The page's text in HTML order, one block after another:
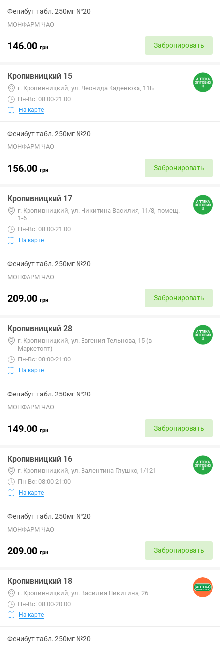
Фенибут табл. 250мг №20
МОНФАРМ ЧАО
146.00 грн Забронировать
Кропивницкий 15
г. Кропивницкий, ул. Леонида Каденюка, 11Б
Пн-Вс: 08:00-21:00
На карте
Фенибут табл. 250мг №20
МОНФАРМ ЧАО
156.00 грн Забронировать
Кропивницкий 17
г. Кропивницкий, ул. Никитина Василия, 11/8, помещ.
1-6
Пн-Вс: 08:00-21:00
На карте
Фенибут табл. 250мг №20
МОНФАРМ ЧАО
209.00 грн Забронировать
Кропивницкий 28
г. Кропивницкий, ул. Евгения Тельнова, 15 (в
Маркетопт)
Пн-Вс: 08:00-21:00
На карте
Фенибут табл. 250мг №20
МОНФАРМ ЧАО
149.00 грн Забронировать
Кропивницкий 16
г. Кропивницкий, ул. Валентина Глушко, 1/121
Пн-Вс: 08:00-21:00
На карте
Фенибут табл. 250мг №20
МОНФАРМ ЧАО
209.00 грн Забронировать
Кропивницкий 18
г. Кропивницкий, ул. Василия Никитина, 26
Пн-Вс: 08:00-20:00
На карте
Фенибут табл. 250мг №20